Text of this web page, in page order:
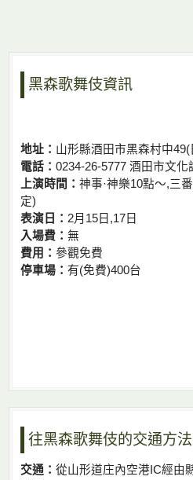
黑森歌舞伎資訊
地址： 山形縣酒田市黑森村中49(
電話：0234-26-5777 酒田市文化
上演時間：神事·神樂10點〜,三
定)
表演日：2月15日,17日
入場費：無
費用：參觀免費
停車場：有(免費)400台
往黑森歌舞伎的交通方法
交通：從山形道庄內空港IC經由